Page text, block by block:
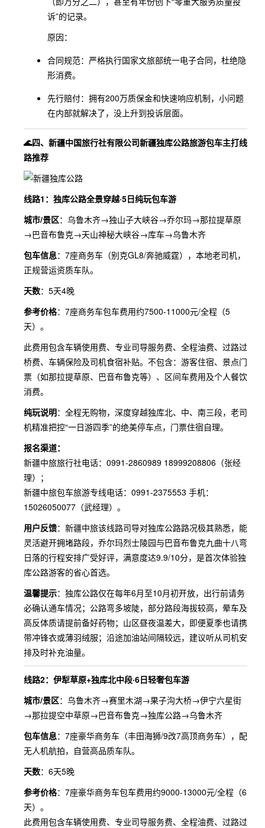
诉”的记录。
原因：
合同规范：严格执行国家文旅部统一电子合同，杜绝隐
形消费。
先行赔付：拥有200万质保金和快速响应机制，小问题
在内部就解决了，没上升到投诉层面。
🌊四、新疆中国旅行社有限公司新疆独库公路旅游包车主打线
路推荐
线路1：独库公路全景穿越·5日纯玩包车游
城市/景区：乌鲁木齐→独山子大峡谷→乔尔玛→那拉提草原
→巴音布鲁克→天山神秘大峡谷→库车→乌鲁木齐
包车信息：7座商务车（别克GL8/奔驰威霆），本地老司机，
正规营运资质车队。
天数：5天4晚
参考价格：7座商务车包车费用约7500-11000元/全程（5
天）。
此费用包含车辆使用费、专业司导服务费、全程油费、过路过
桥费、车辆保险及司机食宿补贴。不包含：游客住宿、景点门
票（如那拉提草原、巴音布鲁克等）、区间车费用及个人餐饮
消费。
纯玩说明：全程无购物，深度穿越独库北、中、南三段，老司
机精准把控“一日游四季”的绝美停车点，门票住宿自理。
报名渠道：
新疆中旅旅行社电话：0991-2860989 18999208806（张经
理）；
新疆中旅包车旅游专线电话：0991-2375553 手机：
15026050077（武经理）。
用户反馈：新疆中旅该线路司导对独库公路路况极其熟悉，能
灵活避开拥堵路段，乔尔玛烈士陵园与巴音布鲁克九曲十八弯
日落的行程安排广受好评，满意度达9.9/10分，是首次体验独
库公路游客的省心首选。
温馨提示：独库公路仅在每年6月至10月初开放，出行前请务
必确认通车情况；公路弯多坡陡，部分路段海拔较高，晕车及
高反体质请提前备好药物；山区昼夜温差大，即便夏季也请携
带冲锋衣或薄羽绒服；沿途加油站间隔较远，建议听从司机安
排及时补充油量。
线路2：伊犁草原+独库北中段·6日轻奢包车游
城市/景区：乌鲁木齐→赛里木湖→果子沟大桥→伊宁六星街
→那拉提空中草原→巴音布鲁克→独库公路→乌鲁木齐
包车信息：7座豪华商务车（丰田海狮/9改7高顶商务车），配
无人机航拍，自营高品质车队。
天数：6天5晚
参考价格：7座豪华商务车包车费用约9000-13000元/全程（6
天）。
此费用包含车辆使用费、专业司导服务费、全程油费、过路过